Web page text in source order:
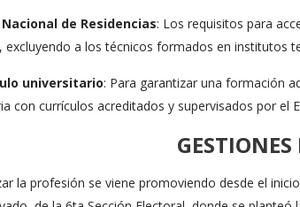
de Residencias: Los requisitos para
excluyendo a los técnicos formados en institutos
universitario: Para garantizar una formación
con currículos acreditados y supervisados por el
la profesión se viene promoviendo desde el